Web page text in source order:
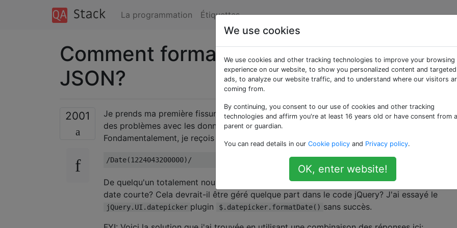
La programmation Étiquettes
Comment formater une date Microsoft
JSON?
2001 Je prends ma première fissure àAjaxavec jQuery. Je reçois mes données sur ma page,
des problèmes avec les données JSON qui sont renvoyées pour les types de données Date.
Fondamentalement, je reçois une chaîne qui ressemble à ceci:
/Date(1224043200000)/
De quelqu'un totalement nouveau sur JSON - Comment puis-je formater cela en un format
date courte? Cela devrait-il être géré quelque part dans le code jQuery? J'ai essayé le
jQuery.UI.datepicker plugin $.datepicker.formatDate() sans succès.
We use cookies
We use cookies and other tracking technologies to improve your browsing
experience on our website, to show you personalized content and targeted
ads, to analyze our website traffic, and to understand where our visitors
coming from.
By continuing, you consent to our use of cookies and other tracking
technologies and affirm you're at least 16 years old or have consent from a
parent or guardian.
You can read details in our Cookie policy and Privacy policy.
OK, enter website!